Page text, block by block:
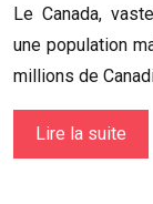
Le Canada,
une population
millions de
Lire la suite